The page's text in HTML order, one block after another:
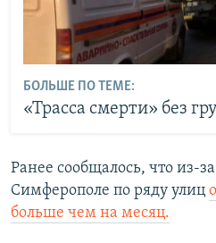
БОЛЬШЕ ПО ТЕМЕ:
«Трасса смерти» без
Ранее сообщалось, что из-
Симферополе по ряду улиц
больше чем на месяц.